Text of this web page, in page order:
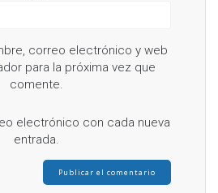
correo electrónico y web
para la próxima vez que
comente.
electrónico con cada nueva
entrada.